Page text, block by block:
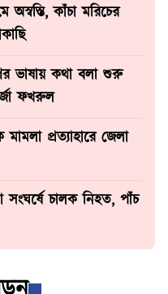
কাঁচা মরিচের
ভাষায় কথা বলা শুরু
ফখরুল
প্রত্যাহারে জেলা
সংঘর্ষে চালক নিহত, পাঁচ